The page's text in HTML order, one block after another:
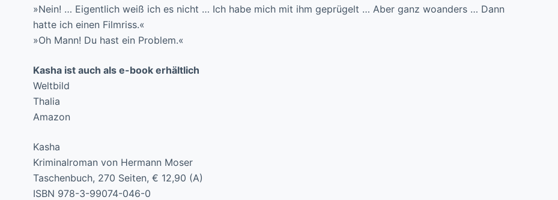
»Nein! … Eigentlich weiß ich es nicht … Ich habe mich mit ihm geprügelt … Aber ganz woanders … Dann
hatte ich einen Filmriss.«
»Oh Mann! Du hast ein Problem.«
Kasha ist auch als e-book erhältlich
Weltbild
Thalia
Amazon
Kasha
Kriminalroman von Hermann Moser
Taschenbuch, 270 Seiten, € 12,90 (A)
ISBN 978-3-99074-046-0